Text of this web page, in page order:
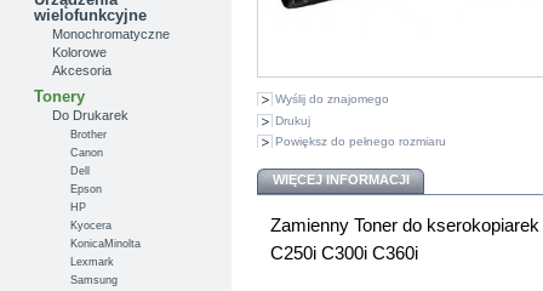
wielofunkcyjne
Monochromatyczne
Kolorowe
Akcesoria
Tonery
Do Drukarek
Brother
Canon
Dell
Epson
HP
Kyocera
KonicaMinolta
Lexmark
Samsung
Wyślij do znajomego
Drukuj
Powiększ do pełnego rozmiaru
WIĘCEJ INFORMACJI
Zamienny Toner do kserokopiarek
C250i C300i C360i